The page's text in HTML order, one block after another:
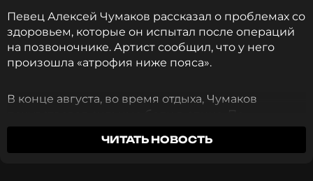
Певец Алексей Чумаков рассказал о проблемах со
здоровьем, которые он испытал после операций
на позвоночнике. Артист сообщил, что у него
произошла «атрофия ниже пояса».
В конце августа, во время отдыха, Чумаков
почувствовал сильные боли в спине. По
возвращении в Россию артисту потребовалась
срочная операция.ЧИТАТЬ НОВОСТЬ